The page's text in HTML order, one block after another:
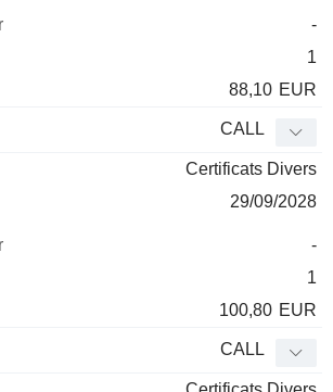
-
1
88,10 EUR
CALL
Certificats Divers
29/09/2028
-
1
100,80 EUR
CALL